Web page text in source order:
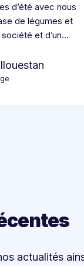
d’été avec nous
de légumes et
et d’un
actualités